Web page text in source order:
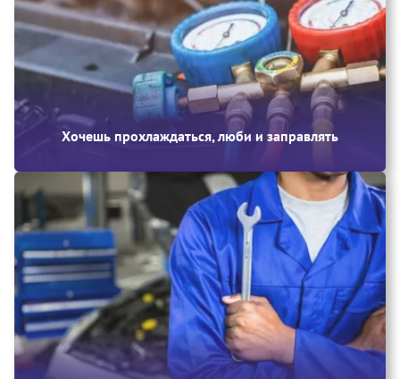
Хочешь прохлаждаться, люби и заправлять